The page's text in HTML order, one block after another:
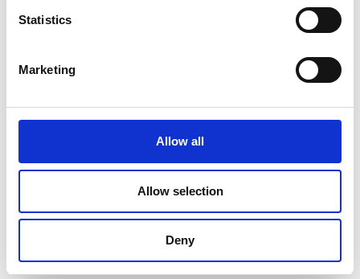
Statistics
Marketing
Allow all
Allow selection
Deny